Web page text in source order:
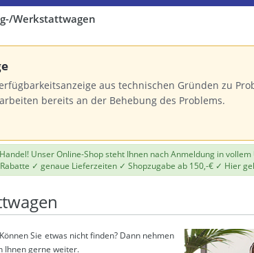
Werkstattwagen
aus technischen Gründen zu
bereits an der Behebung des Problems.
Unser Online-Shop steht Ihnen nach Anmeldung in
✓ genaue Lieferzeiten ✓ Shopzugabe ab 150,-€ ✓ Hier
Sie etwas nicht finden? Dann nehmen
Ihnen gerne weiter.